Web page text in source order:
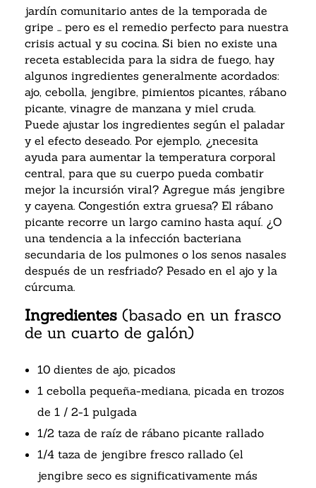
jardín comunitario antes de la temporada de
gripe … pero es el remedio perfecto para nuestra
crisis actual y su cocina. Si bien no existe una
receta establecida para la sidra de fuego, hay
algunos ingredientes generalmente acordados:
ajo, cebolla, jengibre, pimientos picantes, rábano
picante, vinagre de manzana y miel cruda.
Puede ajustar los ingredientes según el paladar
y el efecto deseado. Por ejemplo, ¿necesita
ayuda para aumentar la temperatura corporal
central, para que su cuerpo pueda combatir
mejor la incursión viral? Agregue más jengibre
y cayena. Congestión extra gruesa? El rábano
picante recorre un largo camino hasta aquí. ¿O
una tendencia a la infección bacteriana
secundaria de los pulmones o los senos nasales
después de un resfriado? Pesado en el ajo y la
cúrcuma.
Ingredientes (basado en un frasco
de un cuarto de galón)
10 dientes de ajo, picados
1 cebolla pequeña-mediana, picada en trozos
de 1 / 2-1 pulgada
1/2 taza de raíz de rábano picante rallado
1/4 taza de jengibre fresco rallado (el
jengibre seco es significativamente más